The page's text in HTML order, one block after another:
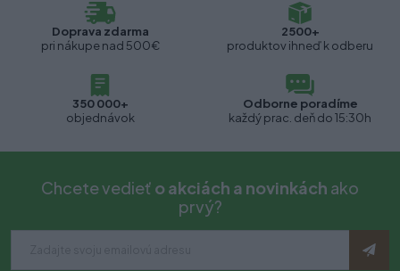
Doprava zdarma
pri nákupe nad 500€
2500+
produktov ihneď k odberu
350 000+
objednávok
Odborne poradíme
každý prac. deň do 15:30h
Chcete vedieť o akciách a novinkách ako
prvý?